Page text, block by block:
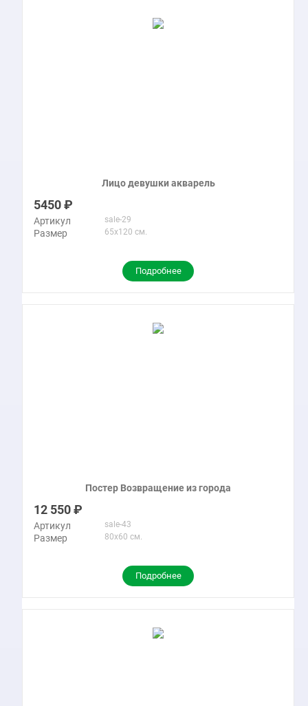
Лицо девушки акварель
5450
Артикул sale-29
Размер 65x120 см.
Подробнее
Постер Возвращение из города
12 550
Артикул sale-43
Размер 80x60 см.
Подробнее